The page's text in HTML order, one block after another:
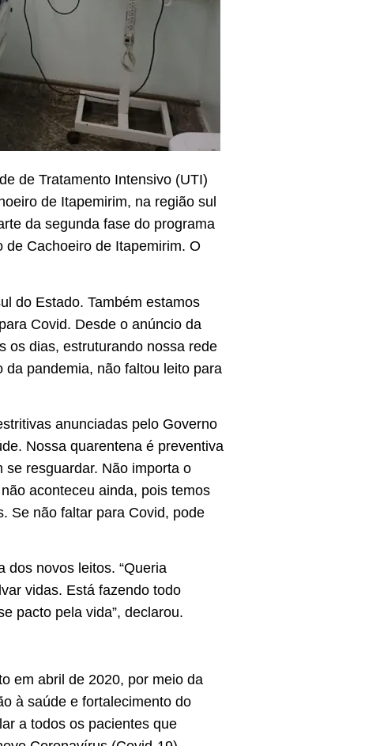
de Tratamento Intensivo (UTI)
de Itapemirim, na região sul
da segunda fase do programa
de Cachoeiro de Itapemirim. O
do Estado. Também estamos
Covid. Desde o anúncio da
os dias, estruturando nossa rede
pandemia, não faltou leito para
anunciadas pelo Governo
Nossa quarentena é preventiva
resguardar. Não importa o
aconteceu ainda, pois temos
Se não faltar para Covid, pode
dos novos leitos. “Queria
vidas. Está fazendo todo
pacto pela vida”, declarou.
em abril de 2020, por meio da
à saúde e fortalecimento do
a todos os pacientes que